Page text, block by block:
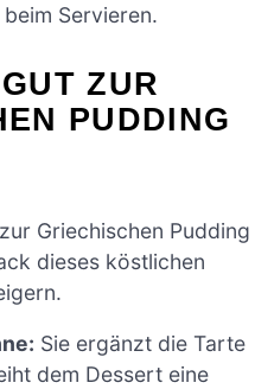
Servieren.
ZUR
PUDDING
Griechischen Pudding
dieses köstlichen
Sie ergänzt die Tarte
dem Dessert eine